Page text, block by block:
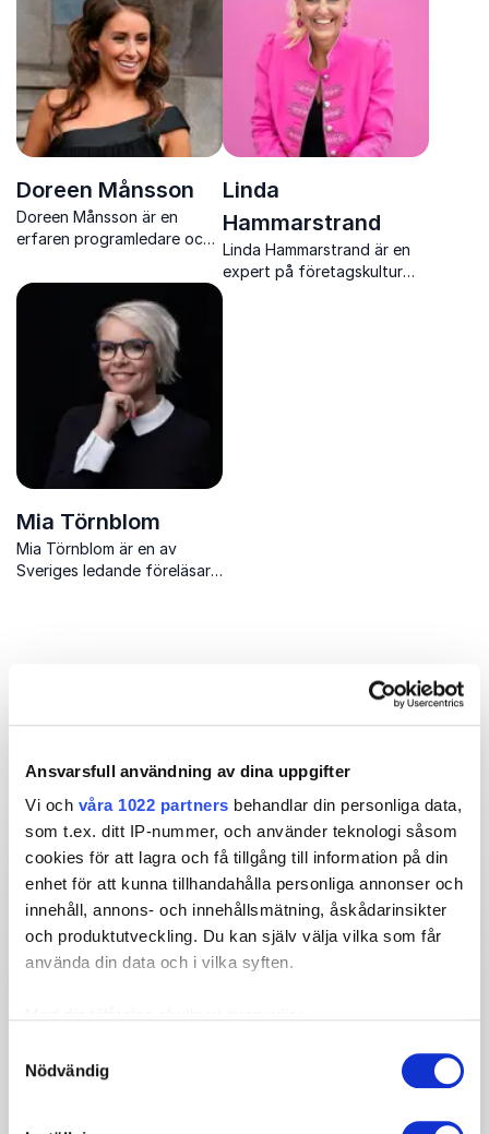
Ansvarsfull användning av dina uppgifter
Vi och våra 1022 partners behandlar din personliga data,
som t.ex. ditt IP-nummer, och använder teknologi såsom
cookies för att lagra och få tillgång till information på din
enhet för att kunna tillhandahålla personliga annonser och
innehåll, annons- och innehållsmätning, åskådarinsikter
och produktutveckling. Du kan själv välja vilka som får
använda din data och i vilka syften.
som kan ha en noggrannhet på upp till flera meter
Nödvändig
demokrati. Hon är en
efterfrågad föreläsare och
moderator.
upplevelser.
Doreen Månsson
Doreen Månsson är en
erfaren programledare och
samhällsfrågor som
mångfald och fördomar på
ett engagerande och
underhållande sätt.
Linda
Hammarstrand
Linda Hammarstrand är en
expert på företagskultur
Mia Törnblom
Mia Törnblom är en av
Sveriges ledande föreläsare
Ditt namn *
E-post *
Telefon